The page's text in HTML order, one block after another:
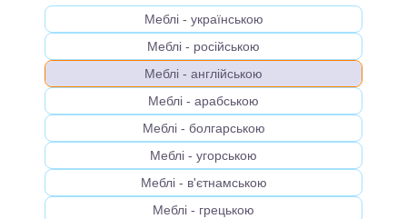
Меблі - українською
Меблі - російською
Меблі - англійською
Меблі - арабською
Меблі - болгарською
Меблі - угорською
Меблі - в'єтнамською
Меблі - грецькою